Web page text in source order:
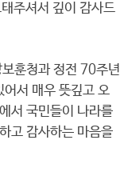
주셔서 깊이 감사드
훈청과 정전 70주년
서 매우 뜻깊고 오
서 국민들이 나라를
고 감사하는 마음을